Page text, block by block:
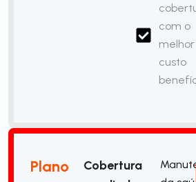
com o
melhor
custo
Plano
Cobertura